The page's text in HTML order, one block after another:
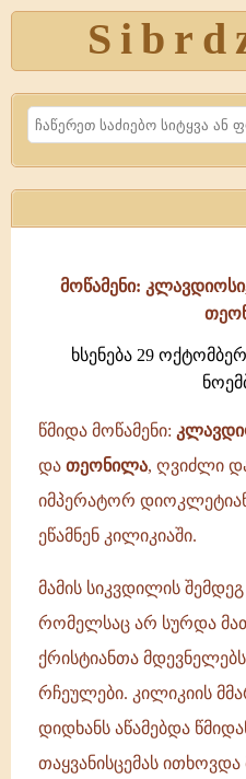
Search
მოწამენი:
ხსენება 29
წმიდა მოწამენი:
და თეონილა, ღვიძლი
იმპერატორ
ეწამნენ კილიკიაში.
მამის სიკვდილის
რომელსაც არ სურდა
ქრისტიანთა
რჩეულები. კილიკიის
დიდხანს აწამებდა
თაყვანისცემას